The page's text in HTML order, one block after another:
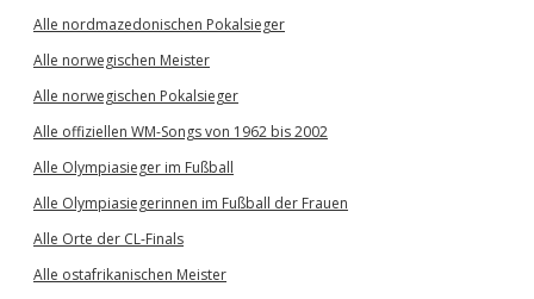
Alle nordmazedonischen Pokalsieger
Alle norwegischen Meister
Alle norwegischen Pokalsieger
Alle offiziellen WM-Songs von 1962 bis 2002
Alle Olympiasieger im Fußball
Alle Olympiasiegerinnen im Fußball der Frauen
Alle Orte der CL-Finals
Alle ostafrikanischen Meister